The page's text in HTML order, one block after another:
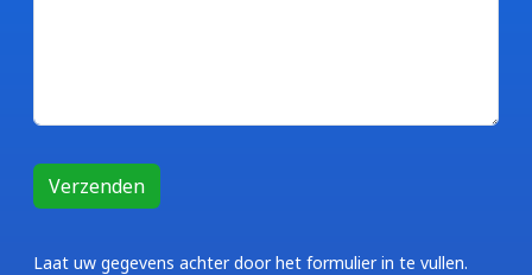
Laat uw gegevens achter door het formulier in te vullen.